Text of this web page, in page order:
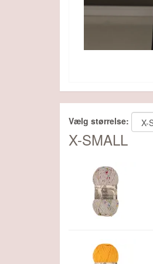
Vælg størrelse:
X-SMALL